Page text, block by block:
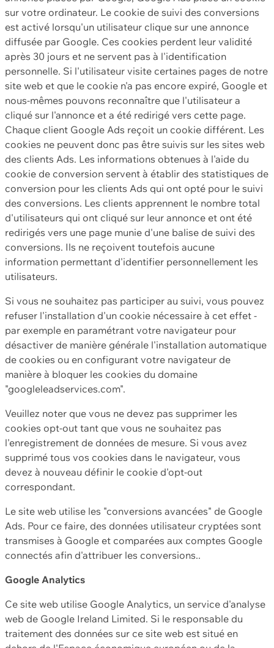
sur votre ordinateur. Le cookie de suivi des conversions
est activé lorsqu'un utilisateur clique sur une annonce
diffusée par Google. Ces cookies perdent leur validité
après 30 jours et ne servent pas à l'identification
personnelle. Si l'utilisateur visite certaines pages de notre
site web et que le cookie n'a pas encore expiré, Google et
nous-mêmes pouvons reconnaître que l'utilisateur a
cliqué sur l'annonce et a été redirigé vers cette page.
Chaque client Google Ads reçoit un cookie différent. Les
cookies ne peuvent donc pas être suivis sur les sites web
des clients Ads. Les informations obtenues à l'aide du
cookie de conversion servent à établir des statistiques de
conversion pour les clients Ads qui ont opté pour le suivi
des conversions. Les clients apprennent le nombre total
d'utilisateurs qui ont cliqué sur leur annonce et ont été
redirigés vers une page munie d'une balise de suivi des
conversions. Ils ne reçoivent toutefois aucune
information permettant d'identifier personnellement les
utilisateurs.
Si vous ne souhaitez pas participer au suivi, vous pouvez
refuser l'installation d'un cookie nécessaire à cet effet -
par exemple en paramétrant votre navigateur pour
désactiver de manière générale l'installation automatique
de cookies ou en configurant votre navigateur de
manière à bloquer les cookies du domaine
"googleleadservices.com".
Veuillez noter que vous ne devez pas supprimer les
cookies opt-out tant que vous ne souhaitez pas
l'enregistrement de données de mesure. Si vous avez
supprimé tous vos cookies dans le navigateur, vous
devez à nouveau définir le cookie d'opt-out
correspondant.
Le site web utilise les "conversions avancées" de Google
Ads. Pour ce faire, des données utilisateur cryptées sont
transmises à Google et comparées aux comptes Google
connectés afin d'attribuer les conversions..
Google Analytics
Ce site web utilise Google Analytics, un service d'analyse
web de Google Ireland Limited. Si le responsable du
traitement des données sur ce site web est situé en